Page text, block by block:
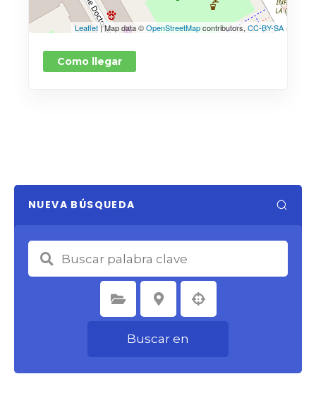
Leaflet| Map data ©OpenStreetMapcontributors,CC-BY-SA
Como llegar
NUEVA BÚSQUEDA
Seleccione la categoría Seleccione la ubicación
Buscar en